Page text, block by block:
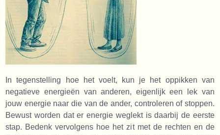
In tegenstelling hoe het voelt, kun je het oppikken van
negatieve energieën van anderen, eigenlijk een lek van
jouw energie naar die van de ander, controleren of stoppen.
Bewust worden dat er energie weglekt is daarbij de eerste
stap. Bedenk vervolgens hoe het zit met de rechten en de